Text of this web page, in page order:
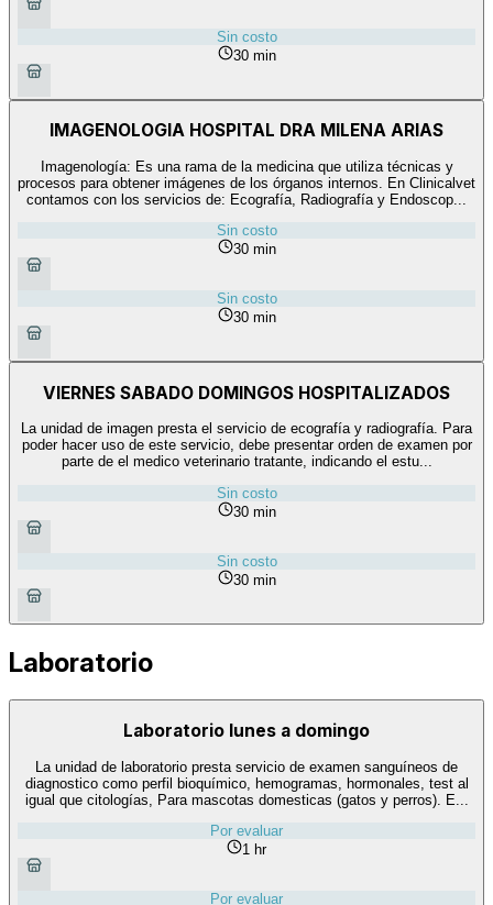
Sin costo
30 min
IMAGENOLOGIA HOSPITAL DRA MILENA ARIAS
Imagenología: Es una rama de la medicina que utiliza técnicas y
procesos para obtener imágenes de los órganos internos. En Clinicalvet
contamos con los servicios de: Ecografía, Radiografía y Endoscop...
Sin costo
30 min
Sin costo
30 min
VIERNES SABADO DOMINGOS HOSPITALIZADOS
La unidad de imagen presta el servicio de ecografía y radiografía. Para
poder hacer uso de este servicio, debe presentar orden de examen por
parte de el medico veterinario tratante, indicando el estu...
Sin costo
30 min
Sin costo
30 min
Laboratorio
Laboratorio lunes a domingo
La unidad de laboratorio presta servicio de examen sanguíneos de
diagnostico como perfil bioquímico, hemogramas, hormonales, test al
igual que citologías, Para mascotas domesticas (gatos y perros). E...
Por evaluar
1 hr
Por evaluar